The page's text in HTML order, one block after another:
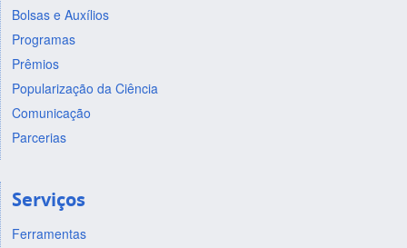
Bolsas e Auxílios
Programas
Prêmios
Popularização da Ciência
Comunicação
Parcerias
Serviços
Ferramentas